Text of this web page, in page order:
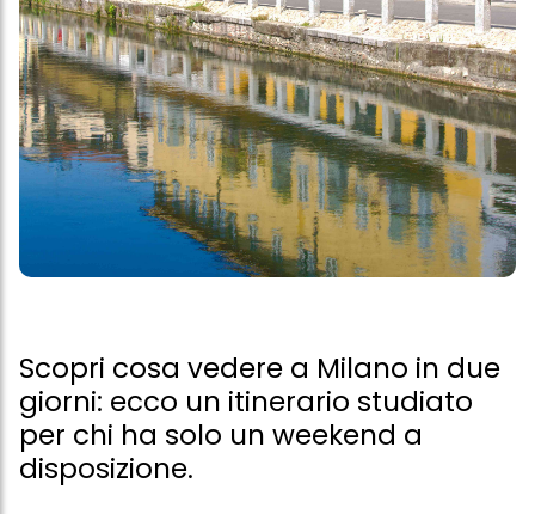
Scopri cosa vedere a Milano in due
giorni: ecco un itinerario studiato
per chi ha solo un weekend a
disposizione.